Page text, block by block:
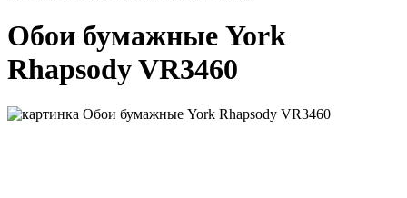
Обои бумажные York
Rhapsody VR3460